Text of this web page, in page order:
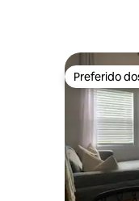
Preferido
Preferido